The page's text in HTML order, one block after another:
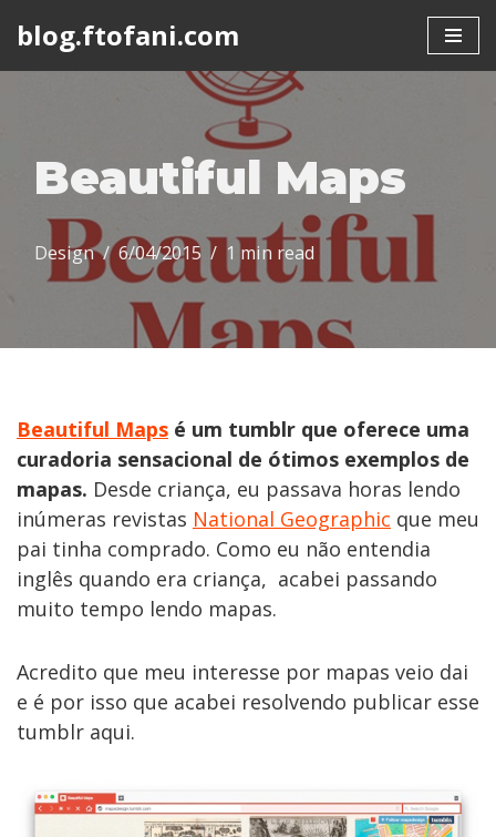
blog.ftofani.com
Beautiful Maps
Design 6/04/2015 1 min read
Beautiful Maps é um tumblr que oferece uma
curadoria sensacional de ótimos exemplos de
mapas. Desde criança, eu passava horas lendo
inúmeras revistas National Geographic que meu
pai tinha comprado. Como eu não entendia
inglês quando era criança, acabei passando
muito tempo lendo mapas.
Acredito que meu interesse por mapas veio dai
e é por isso que acabei resolvendo publicar esse
tumblr aqui.